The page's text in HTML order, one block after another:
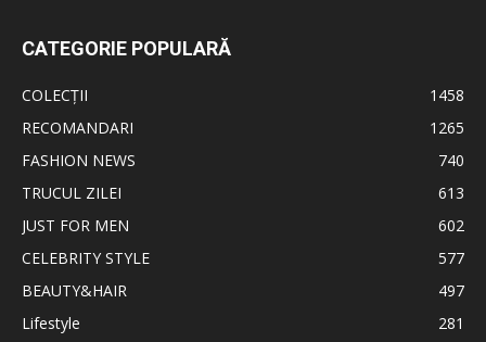
CATEGORIE POPULARĂ
COLECȚII
1458
RECOMANDARI
1265
FASHION NEWS
740
TRUCUL ZILEI
613
JUST FOR MEN
602
CELEBRITY STYLE
577
BEAUTY&HAIR
497
Lifestyle
281